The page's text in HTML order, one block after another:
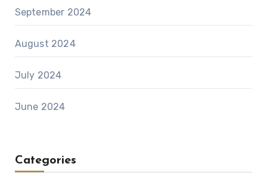
September 2024
August 2024
July 2024
June 2024
Categories